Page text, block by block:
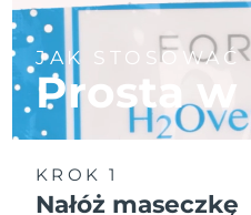
JAK STOSOWAĆ
Prosta w
KROK 1
Nałóż maseczkę